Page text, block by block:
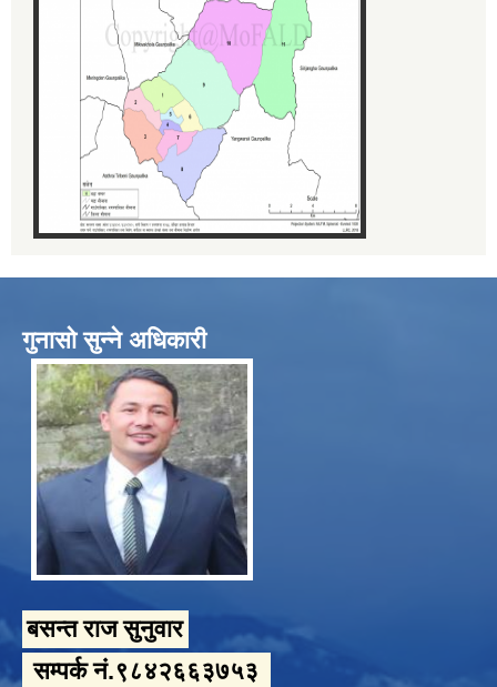
गुनासो सुन्ने अधिकारी
बसन्त राज सुनुवार
सम्पर्क नं.९८४२६६३७५३